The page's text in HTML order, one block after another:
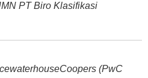
PT Biro Klasifikasi
(PwC